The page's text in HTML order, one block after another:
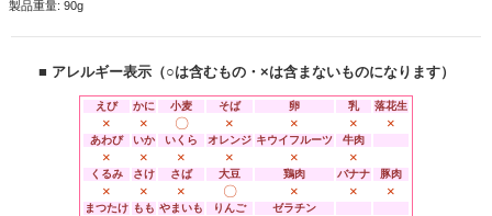
製品重量: 90g
■ アレルギー表示（○は含むもの・×は含まないものになります）
えび かに 小麦 そば 卵 乳 落花生
× × 〇 × × × ×
あわび いか いくら オレンジ キウイフルーツ 牛肉
× × × × × ×
くるみ さけ さば 大豆 鶏肉 バナナ 豚肉
× × × 〇 × × ×
まつたけ もも やまいも りんご ゼラチン